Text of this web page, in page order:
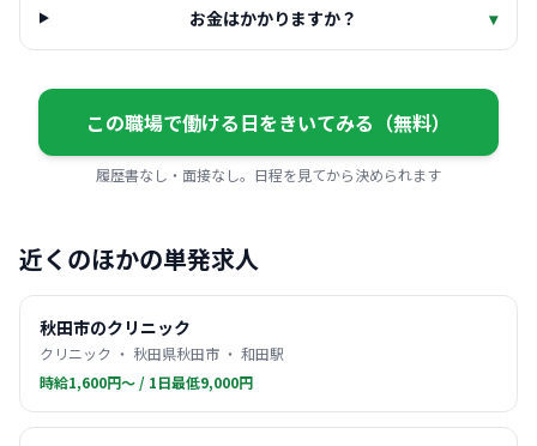
お金はかかりますか？ ▾
この職場で働ける日をきいてみる（無料）
履歴書なし・面接なし。日程を見てから決められます
近くのほかの単発求人
秋田市のクリニック
クリニック ・ 秋田県秋田市 ・ 和田駅
時給1,600円〜 / 1日最低9,000円